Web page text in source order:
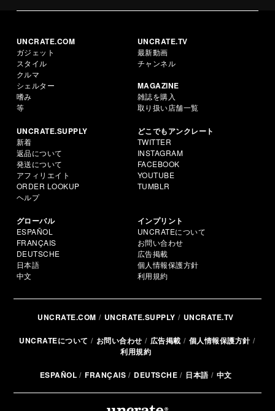
UNCRATE.COM
ガジェット
スタイル
クルマ
シェルター
嗜み
等
UNCRATE.TV
最新動画
チャンネル
MAGAZINE
雑誌を購入
取り扱い店舗一覧
UNCRATE.SUPPLY
新着
返品について
発送について
アフィリエイト
ORDER LOOKUP
ヘルプ
どこでもアンクレート
TWITTER
INSTAGRAM
FACEBOOK
YOUTUBE
TUMBLR
グローバル
ESPAÑOL
FRANÇAIS
DEUTSCHE
日本語
中文
インプリント
UNCRATEについて
お問い合わせ
広告掲載
個人情報保護方針
利用規約
UNCRATE.COM UNCRATE.SUPPLY UNCRATE.TV
UNCRATEについて お問い合わせ 広告掲載
個人情報保護方針
利用規約
ESPAÑOL FRANÇAIS DEUTSCHE 日本語 中文